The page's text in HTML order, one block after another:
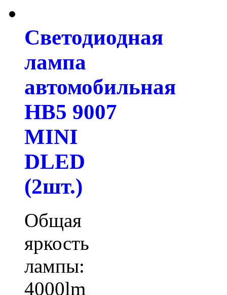
Светодиодная
лампа
автомобильная
HB5 9007
MINI
DLED
(2шт.)
Общая
яркость
лампы:
4000lm